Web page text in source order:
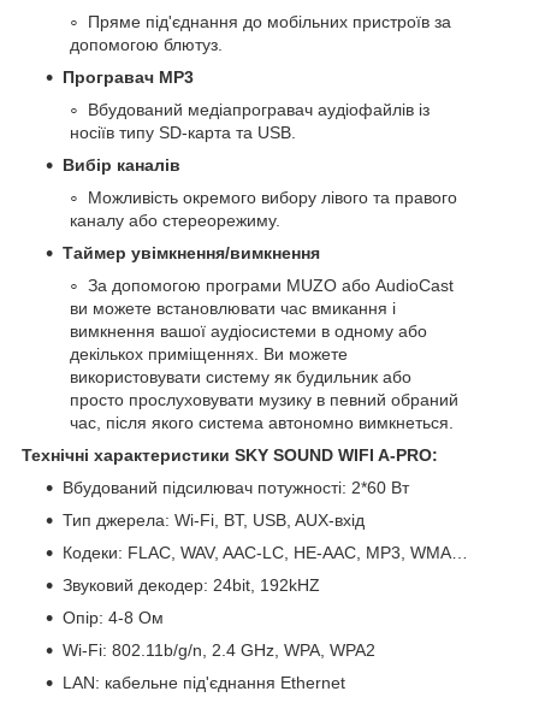
Пряме під'єднання до мобільних пристроїв за
допомогою блютуз.
Програвач MP3
Вбудований медіапрогравач аудіофайлів із
носіїв типу SD-карта та USB.
Вибір каналів
Можливість окремого вибору лівого та правого
каналу або стереорежиму.
Таймер увімкнення/вимкнення
За допомогою програми MUZO або AudioCast
ви можете встановлювати час вмикання і
вимкнення вашої аудіосистеми в одному або
декількох приміщеннях. Ви можете
використовувати систему як будильник або
просто прослуховувати музику в певний обраний
час, після якого система автономно вимкнеться.
Технічні характеристики SKY SOUND WIFI A-PRO:
Вбудований підсилювач потужності: 2*60 Вт
Тип джерела: Wi-Fi, BT, USB, AUX-вхід
Кодеки: FLAC, WAV, AAC-LC, HE-AAC, MP3, WMA…
Звуковий декодер: 24bit, 192kHZ
Опір: 4-8 Ом
Wi-Fi: 802.11b/g/n, 2.4 GHz, WPA, WPA2
LAN: кабельне під'єднання Ethernet